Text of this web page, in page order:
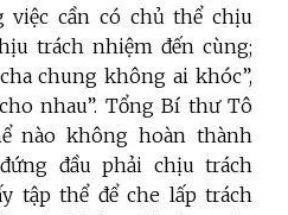
việc cần có chủ thể chịu
trách nhiệm đến cùng;
cha chung không ai khóc”,
nhau”. Tổng Bí thư Tô
nào không hoàn thành
đầu phải chịu trách
tập thể để che lấp trách